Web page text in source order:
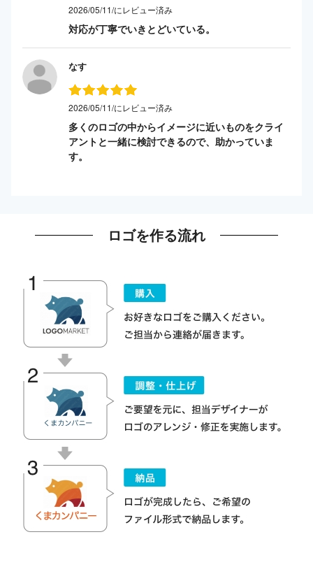
2026/05/11/にレビュー済み
対応が丁寧でいきとどいている。
なす
2026/05/11/にレビュー済み
多くのロゴの中からイメージに近いものをクライ
アントと一緒に検討できるので、助かっていま
す。
ロゴを作る流れ